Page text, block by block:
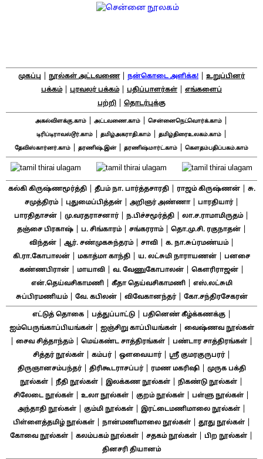
முகப்பு நூல்கள் அட்டவணை| நன்கொடை அளிக்க!
உறுப்பினர்
பக்கம்| புரவலர் பக்கம்| பதிப்பாளர்கள்
எங்களைப்
பற்றி
தொடர்புக்கு
அகல்விளக்கு.காம் அட்டவணை.காம் சென்னைநெட்வொர்க்.காம்
டிரிப்டிராவல்டூர்.காம்| தமிழ்அகராதி.காம்| தமிழ்திரைஉலகம்.காம்|
தேவிஸ்கார்னர்.காம் தரணிஷ்.இன்| தரணிஷ்மார்ட்.காம் கௌதம்பதிப்பகம்.காம்
கல்கி கிருஷ்ணமூர்த்தி| தீபம் நா. பார்த்தசாரதி| ராஜம் கிருஷ்ணன்|
சு.
சமுத்திரம்| புதுமைப்பித்தன்| அறிஞர் அண்ணா| பாரதியார்|
பாரதிதாசன் மு.வரதராசனார்| ந.பிச்சமூர்த்தி லா.ச.ராமாமிருதம்|
தஞ்சை பிரகாஷ்| ப. சிங்காரம்| சங்கரராம்| தொ.மு.சி. ரகுநாதன்|
விந்தன்| ஆர். சண்முகசுந்தரம்| சாவி| க. நா.சுப்ரமண்யம்|
கி.ரா.கோபாலன் மகாத்மா காந்தி ய. லட்சுமி நாராயணன்
பனசை
கண்ணபிரான்| மாயாவி| வ. வேணுகோபாலன்| கௌரிராஜன்|
என்.தெய்வசிகாமணி| கீதா தெய்வசிகாமணி|
எஸ்.லட்சுமி
சுப்பிரமணியம்| வே. கபிலன்| விவேகானந்தர்| கோ.சந்திரசேகரன்
எட்டுத் தொகை| பத்துப்பாட்டு| பதினெண் கீழ்க்கணக்கு|
ஐம்பெருங்காப்பியங்கள்| ஐஞ்சிறு காப்பியங்கள்| வைஷ்ணவ நூல்கள்
சைவ சித்தாந்தம்| மெய்கண்ட சாத்திரங்கள் பண்டார சாத்திரங்கள்
சித்தர் நூல்கள்| கம்பர்| ஔவையார்| ஸ்ரீ குமரகுருபரர்|
திருஞானசம்பந்தர்| திரிகூடராசப்பர்| ரமண மகரிஷி|
முருக பக்தி
நூல்கள்
நீதி நூல்கள் இலக்கண நூல்கள் நிகண்டு நூல்கள்
சிலேடை நூல்கள் உலா நூல்கள் குறம் நூல்கள் பள்ளு நூல்கள்
அந்தாதி நூல்கள்| கும்மி நூல்கள்| இரட்டைமணிமாலை நூல்கள்|
பிள்ளைத்தமிழ் நூல்கள்| நான்மணிமாலை நூல்கள்| தூது நூல்கள்|
கோவை நூல்கள் கலம்பகம் நூல்கள் சதகம் நூல்கள் பிற நூல்கள்
தினசரி தியானம்